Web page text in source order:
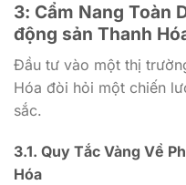
3: Cẩm Nang Toàn
động sản Thanh
Đầu tư vào một thị
Hóa đòi hỏi một chiến
sắc.
3.1. Quy Tắc Vàng Về
Hóa